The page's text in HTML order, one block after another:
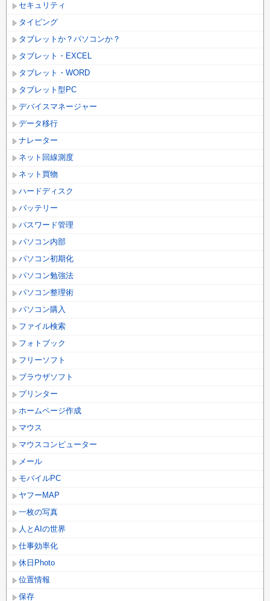
セキュリティ
タイピング
タブレットか？パソコンか？
タブレット・EXCEL
タブレット・WORD
タブレット型PC
デバイスマネージャー
データ移行
ナレーター
ネット回線測度
ネット買物
ハードディスク
バッテリー
パスワード管理
パソコン内部
パソコン初期化
パソコン勉強法
パソコン整理術
パソコン購入
ファイル検索
フォトブック
フリーソフト
ブラウザソフト
プリンター
ホームページ作成
マウス
マウスコンピューター
メール
モバイルPC
ヤフーMAP
一枚の写真
人とAIの世界
仕事効率化
休日Photo
位置情報
保存